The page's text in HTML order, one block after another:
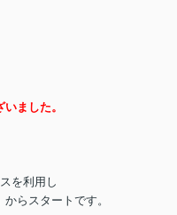
ました。
を利用し
らスタートです。